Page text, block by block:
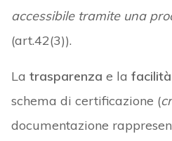
accessibile tramite una
(art.42(3)).
La trasparenza e la facilità
schema di certificazione (
documentazione